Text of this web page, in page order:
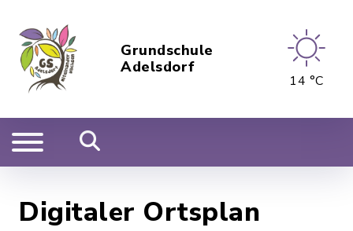
Grundschule
Adelsdorf
14 °C
Digitaler Ortsplan